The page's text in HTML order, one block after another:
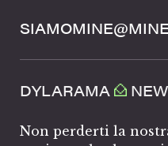
DYLARAMA
Non perderti la